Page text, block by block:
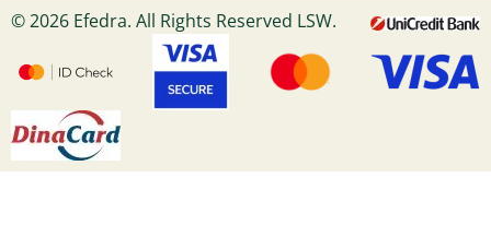
© 2026 Efedra. All Rights Reserved LSW.